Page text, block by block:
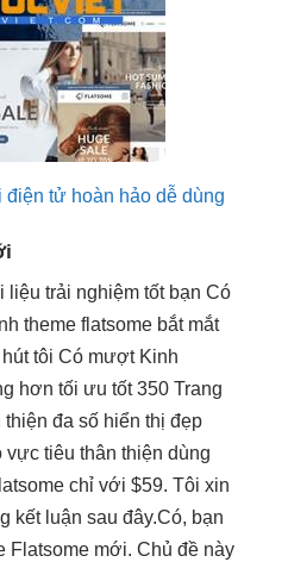
tử hoàn hảo dễ dùng
liệu trải nghiệm tốtbạn Có
theme flatsome bắt mắt
tôi Có mượtKinh
hơn tối ưu tốt350 Trang
thiện đa số hiển thị đẹp
vực tiêu thân thiện dùng
chỉ với $59. Tôi xin
kết luận sau đây.Có, bạn
Flatsome mới. Chủ đề này